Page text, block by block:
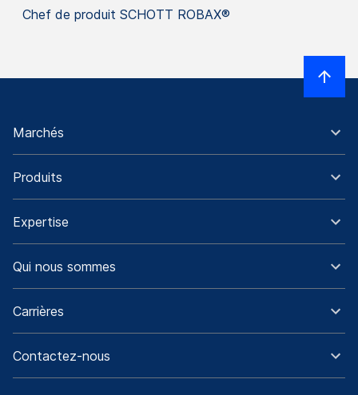
Chef de produit SCHOTT ROBAX®
Marchés
Produits
Expertise
Qui nous sommes
Carrières
Contactez-nous